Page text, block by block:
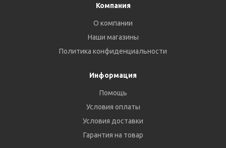
Компания
О компании
Наши магазины
Политика конфиденциальности
Информация
Помощь
Условия оплаты
Условия доставки
Гарантия на товар